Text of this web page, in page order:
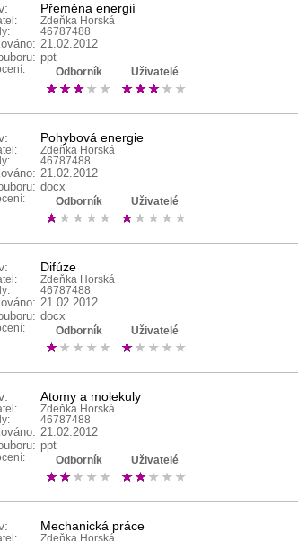
Přeměna energií
Zdeňka Horská
46787488
21.02.2012
ppt
Odborník Uživatelé
Pohybová energie
Zdeňka Horská
46787488
21.02.2012
docx
Odborník Uživatelé
Difúze
Zdeňka Horská
46787488
21.02.2012
docx
Odborník Uživatelé
Atomy a molekuly
Zdeňka Horská
46787488
21.02.2012
ppt
Odborník Uživatelé
Mechanická práce
Zdeňka Horská